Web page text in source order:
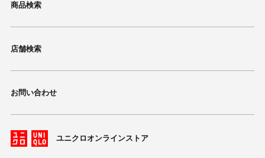
商品検索
店舗検索
お問い合わせ
ユニクロオンラインストア